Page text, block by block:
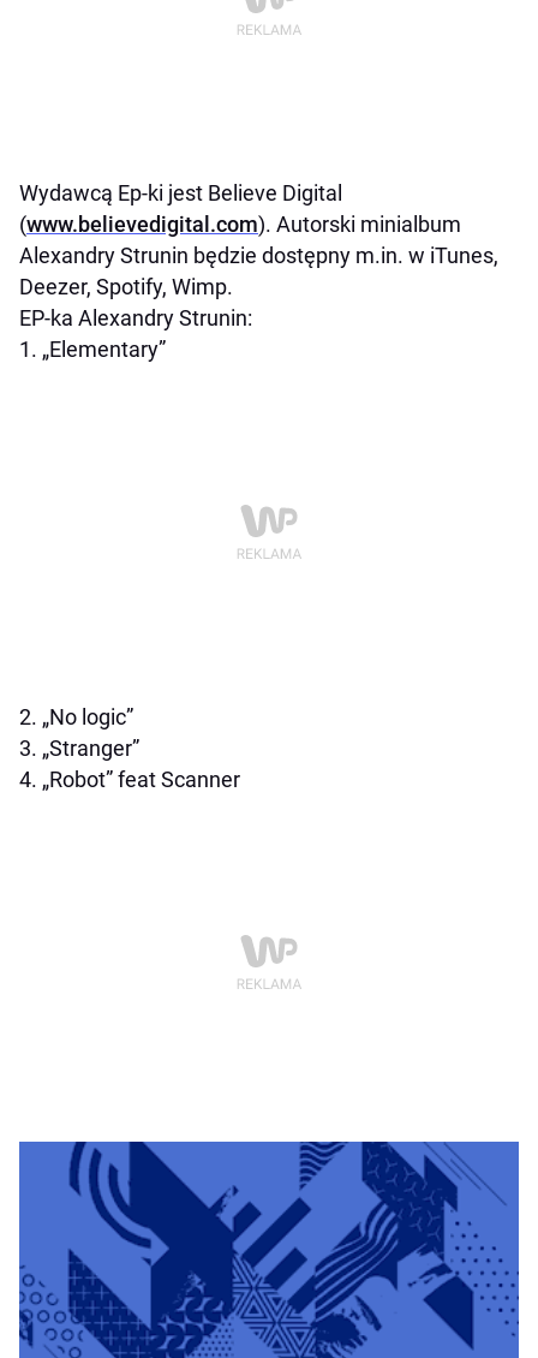
Wydawcą Ep-ki jest Believe Digital
(www.believedigital.com). Autorski minialbum
Alexandry Strunin będzie dostępny m.in. w iTunes,
Deezer, Spotify, Wimp.
EP-ka Alexandry Strunin:
1. „Elementary”
2. „No logic”
3. „Stranger”
4. „Robot” feat Scanner